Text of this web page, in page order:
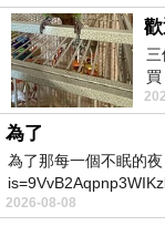
顧
為了
為了那每一個不眠的
2026-08-08